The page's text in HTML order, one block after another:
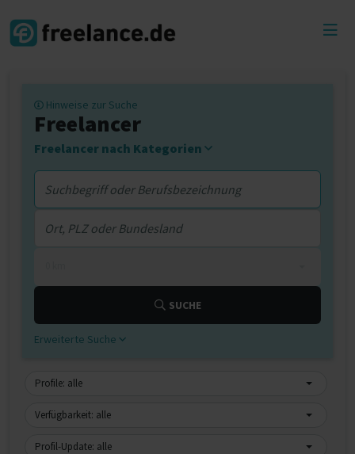
Hinweise zur Suche
Freelancer
Freelancer nach Kategorien
SUCHE
Erweiterte Suche
Profile: alle
Verfügbarkeit: alle
Profil-Update: alle